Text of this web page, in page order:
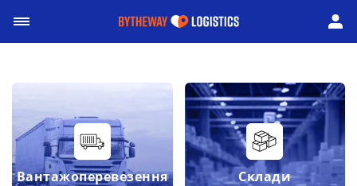
Вантажоперевезення Склади